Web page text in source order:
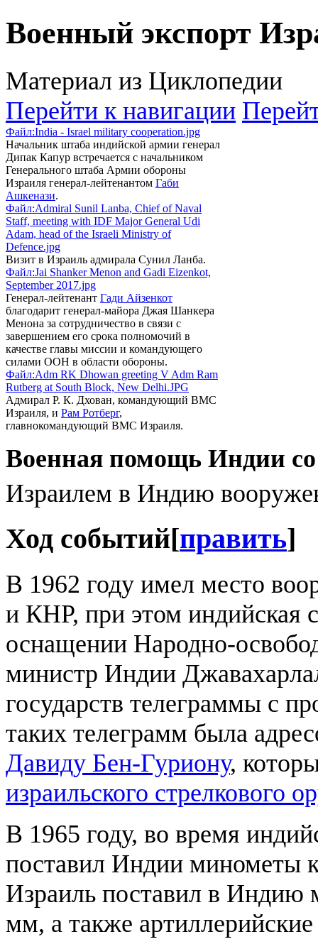
Военный экспорт
Материал из Циклопедии
Перейти к навигации
Файл:India - Israel military cooperation.jpg
Начальник штаба индийской армии генерал
Дипак Капур встречается с начальником
Генерального штаба Армии обороны
Израиля генерал-лейтенантом Габи
Ашкенази.
Файл:Admiral Sunil Lanba, Chief of Naval
Staff, meeting with IDF Major General Udi
Adam, head of the Israeli Ministry of
Defence.jpg
Визит в Израиль адмирала Сунил Ланба.
Файл:Jai Shanker Menon and Gadi Eizenkot,
September 2017.jpg
Генерал-лейтенант Гади Айзенкот
благодарит генерал-майора Джая Шанкера
Менона за сотрудничество в связи с
завершением его срока полномочий в
качестве главы миссии и командующего
силами ООН в области обороны.
Файл:Adm RK Dhowan greeting V Adm Ram
Rutberg at South Block, New Delhi.JPG
Адмирал Р. К. Дхован, командующий ВМС
Израиля, и Рам Ротберг,
главнокомандующий ВМС Израиля.
Военная помощь Индии
Израилем в Индию
Ход событий[править]
В 1962 году имел место
и КНР, при этом индийская
оснащении Народно-
министр Индии
государств телеграммы с
таких телеграмм была
Давиду Бен-Гуриону,
израильского стрелкового
В 1965 году, во время
поставил Индии минометы
Израиль поставил в
мм, а также